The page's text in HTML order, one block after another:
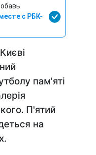
с РБК-
пам'яті
П'ятий
на